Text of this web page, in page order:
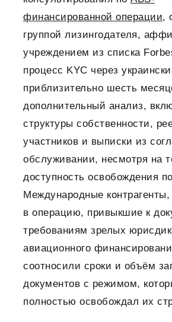
финансированной операции,
группой лизингодателя,
учреждением из списка
процесс KYC через
приблизительно шесть
дополнительный анализ,
структуры собственности,
участников и выписки из
обслуживании, несмотря на
доступность освобождения
Международные
в операцию, привыкшие к
требованиям зрелых
авиационного
соотносили сроки и объём
документов с режимом,
полностью освобождал их